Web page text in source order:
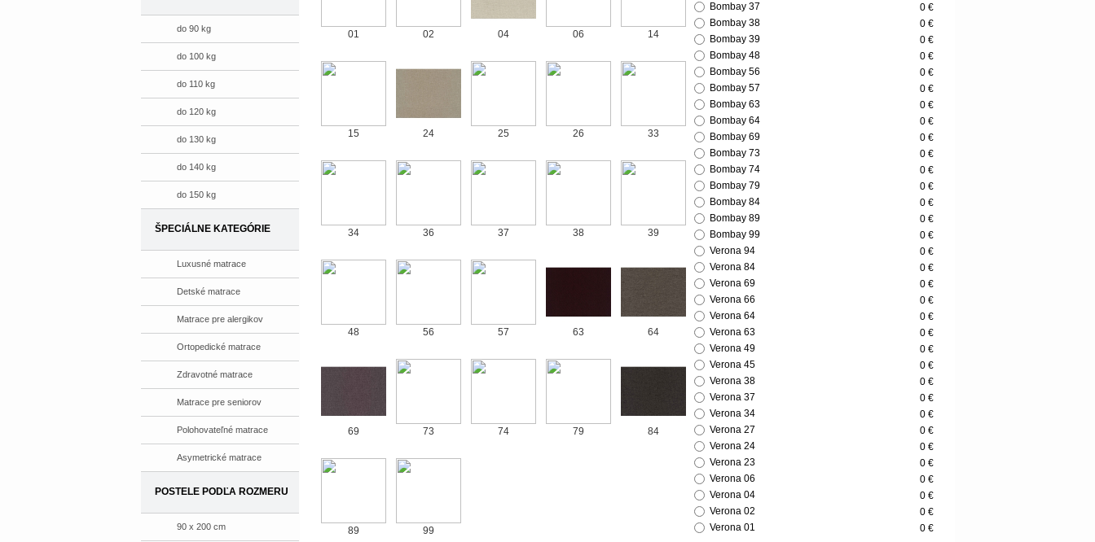
01 02 04 06 14
15 24 25 26 33
34 36 37 38 39
48 56 57 63 64
69 73 74 79 84
89 99
Bombay 37
0 €
Bombay 38
0 €
Bombay 39
0 €
Bombay 48
0 €
Bombay 56
0 €
Bombay 57
0 €
Bombay 63
0 €
Bombay 64
0 €
Bombay 69
0 €
Bombay 73
0 €
Bombay 74
0 €
Bombay 79
0 €
Bombay 84
0 €
Bombay 89
0 €
Bombay 99
0 €
Verona 94
0 €
Verona 84
0 €
Verona 69
0 €
Verona 66
0 €
Verona 64
0 €
Verona 63
0 €
Verona 49
0 €
Verona 45
0 €
Verona 38
0 €
Verona 37
0 €
Verona 34
0 €
Verona 27
0 €
Verona 24
0 €
Verona 23
0 €
Verona 06
0 €
Verona 04
0 €
Verona 02
0 €
Verona 01
0 €
do 90 kg
do 100 kg
do 110 kg
do 120 kg
do 130 kg
do 140 kg
do 150 kg
ŠPECIÁLNE KATEGÓRIE
Luxusné matrace
Detské matrace
Matrace pre alergikov
Ortopedické matrace
Zdravotné matrace
Matrace pre seniorov
Polohovateľné matrace
Asymetrické matrace
POSTELE PODĽA ROZMERU
90 x 200 cm